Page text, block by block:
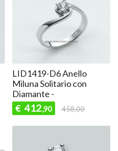
LID1419-D6 Anello
Miluna Solitario con
Diamante -
€ 412,90 458,00